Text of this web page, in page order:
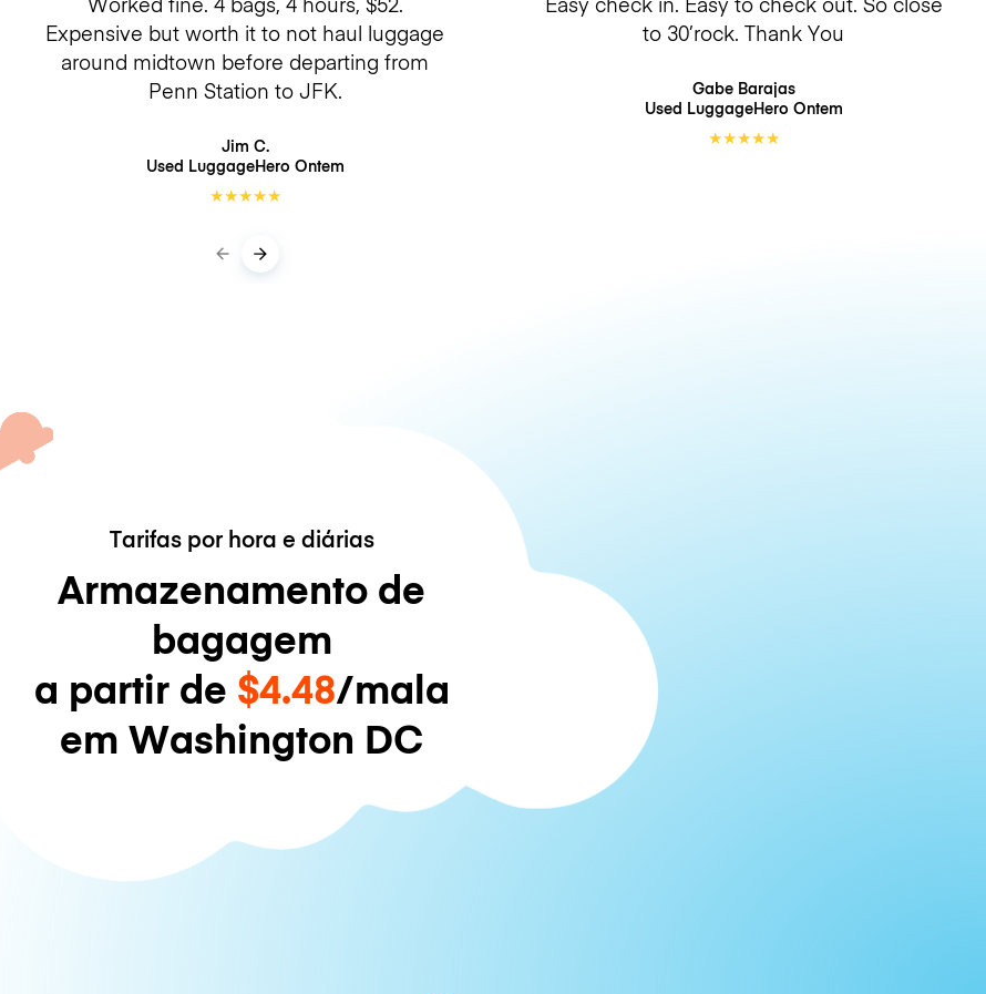
Expensive but worth it to not haul luggage
around midtown before departing from
Penn Station to JFK.
Jim C.
Used LuggageHero Ontem
★★★★★
to 30’rock. Thank You
Gabe Barajas
Used LuggageHero Ontem
★★★★★
Tarifas por hora e diárias
Armazenamento de
bagagem
a partir de $4.48/mala
em Washington DC